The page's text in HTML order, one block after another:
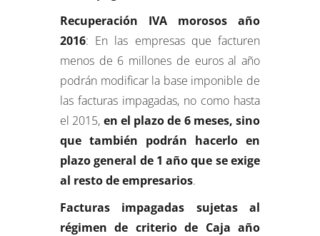
Recuperación IVA morosos año
2016: En las empresas que facturen
menos de 6 millones de euros al año
podrán modificar la base imponible de
las facturas impagadas, no como hasta
el 2015, en el plazo de 6 meses, sino
que también podrán hacerlo en
plazo general de 1 año que se exige
al resto de empresarios.
Facturas impagadas sujetas al
régimen de criterio de Caja año